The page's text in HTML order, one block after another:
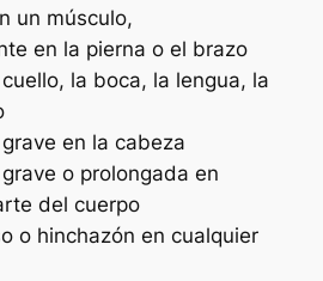
un músculo,
en la pierna o el brazo
la boca, la lengua, la
en la cabeza
o prolongada en
del cuerpo
o hinchazón en cualquier